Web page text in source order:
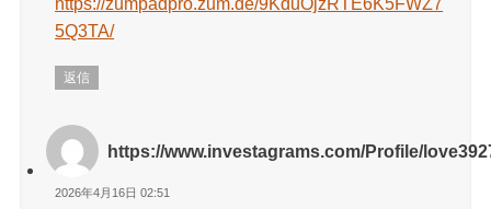
5Q3TA/
返信
https://www.investagrams.com/Profile/
2026年4月16日 02:51